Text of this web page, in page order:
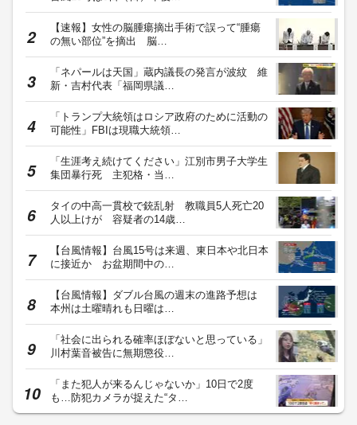
【速報】女性の脳腫瘍摘出手術で誤って“腫瘍
の無い部位”を摘出 脳…
「ネパールは天国」蔵内議長の発言が波紋 維
新・吉村代表「福岡県議…
「トランプ大統領はロシア政府のために活動の
可能性」FBIは現職大統領…
「生涯考え続けてください」江別市男子大学生
集団暴行死 主犯格・当…
タイの中高一貫校で銃乱射 教職員5人死亡20
人以上けが 容疑者の14歳…
【台風情報】台風15号は来週、東日本や北日本
に接近か お盆期間中の…
【台風情報】ダブル台風の週末の進路予想は
本州は土曜晴れも日曜は…
「社会に出られる確率ほぼないと思っている」
川村葉音被告に無期懲役…
「また犯人が来るんじゃないか」10日で2度
も…防犯カメラが捉えた“タ…